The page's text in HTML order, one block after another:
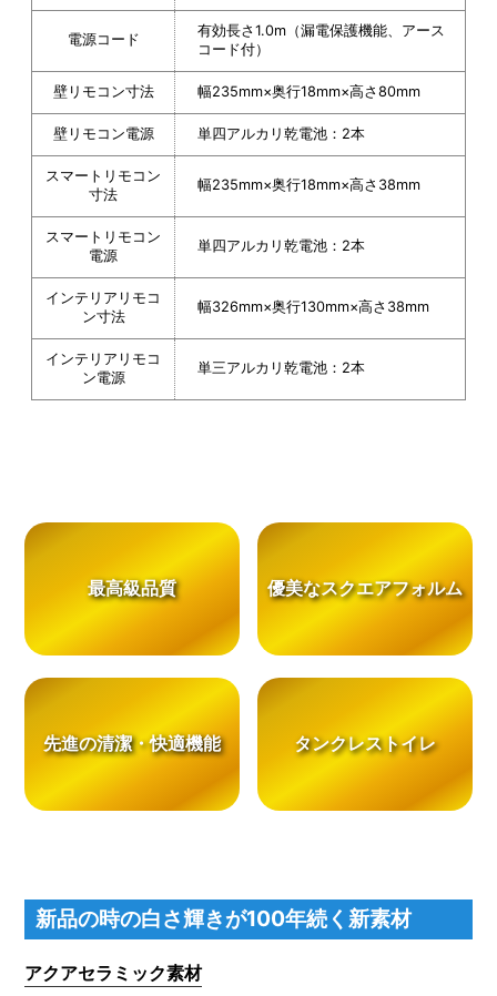
電源コード
有効長さ1.0m（漏電保護機能、アース
コード付）
壁リモコン寸法 幅235mm×奥行18mm×高さ80mm
壁リモコン電源 単四アルカリ乾電池：2本
スマートリモコン
寸法
幅235mm×奥行18mm×高さ38mm
スマートリモコン
電源
単四アルカリ乾電池：2本
インテリアリモコ
ン寸法
幅326mm×奥行130mm×高さ38mm
インテリアリモコ
ン電源
単三アルカリ乾電池：2本
最高級品質 優美なスクエアフォルム
先進の清潔・快適機能 タンクレストイレ
新品の時の白さ輝きが100年続く新素材
アクアセラミック素材